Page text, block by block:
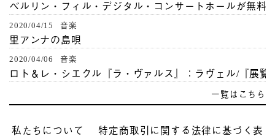
ベルリン・フィル・デジタル・コンサートホールが無料
2020/04/15 音楽
里アンナの島唄
2020/04/06 音楽
ロト＆レ・シエクル『ラ・ヴァルス』：ラヴェル/『展
一覧はこちら
私たちについて 特定商取引に関する法律に基づく表